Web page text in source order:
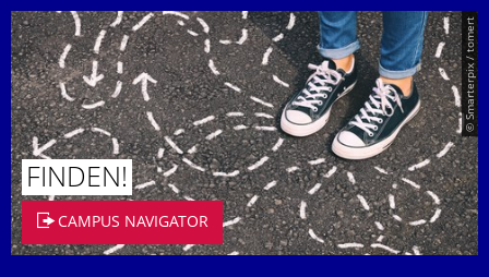
© Smarterpix / tomert
FINDEN!
CAMPUS NAVIGATOR